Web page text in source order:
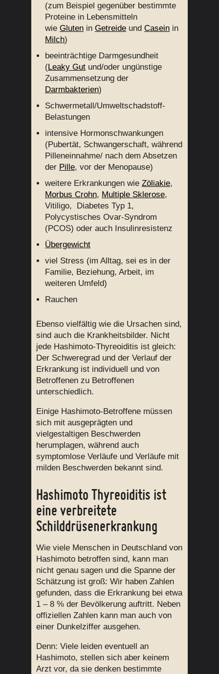
(zum Beispiel gegenüber bestimmte
Proteine in Lebensmitteln
wie Gluten in Getreide und Casein in
Milch)
beeinträchtige Darmgesundheit
(Leaky Gut und/oder ungünstige
Zusammensetzung der
Darmbakterien)
Schwermetall/Umweltschadstoff-
Belastungen
intensive Hormonschwankungen
(Pubertät, Schwangerschaft, während
Pilleneinnahme/ nach dem Absetzen
der Pille, vor der Menopause)
weitere Erkrankungen wie Zöliakie,
Morbus Crohn, Multiple Sklerose,
Vitiligo, Diabetes Typ 1,
Polycystisches Ovar-Syndrom
(PCOS) oder auch Insulinresistenz
Übergewicht
viel Stress (im Alltag, sei es in der
Familie, Beziehung, Arbeit, im
weiteren Umfeld)
Rauchen
Ebenso vielfältig wie die Ursachen sind,
sind auch die Krankheitsbilder. Nicht
jede Hashimoto-Thyreoiditis ist gleich:
Der Schweregrad und der Verlauf der
Erkrankung ist individuell und von
Betroffenen zu Betroffenen
unterschiedlich.
Einige Hashimoto-Betroffene müssen
sich mit ausgeprägten und
vielgestaltigen Beschwerden
herumplagen, während auch
symptomlose Verläufe und Verläufe mit
milden Beschwerden bekannt sind.
Hashimoto Thyreoiditis ist
eine verbreitete
Schilddrüsenerkrankung
Wie viele Menschen in Deutschland von
Hashimoto betroffen sind, kann man
nicht genau sagen und die Spanne der
Schätzung ist groß: Wir haben Zahlen
gefunden, dass die Erkrankung bei etwa
1 – 8 % der Bevölkerung auftritt. Neben
offiziellen Zahlen kann man auch von
einer Dunkelziffer ausgehen.
Denn: Viele leiden eventuell an
Hashimoto, stellen sich aber keinem
Arzt vor, da sie denken bestimmte